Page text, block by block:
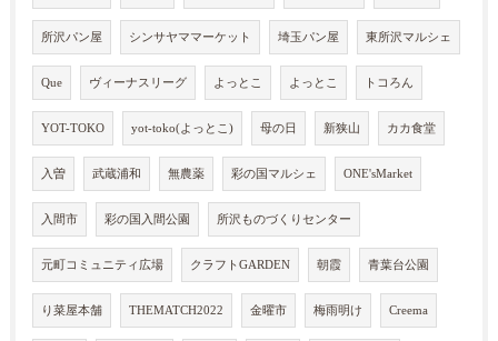
所沢パン屋 シンサヤママーケット 埼玉パン屋 東所沢マルシェ
Que ヴィーナスリーグ よっとこ よっとこ トコろん
YOT-TOKO yot-toko(よっとこ) 母の日 新狭山 カカ食堂
入曽 武蔵浦和 無農薬 彩の国マルシェ ONE'sMarket
入間市 彩の国入間公園 所沢ものづくりセンター
元町コミュニティ広場 クラフトGARDEN 朝霞 青葉台公園
り菜屋本舗 THEMATCH2022 金曜市 梅雨明け Creema